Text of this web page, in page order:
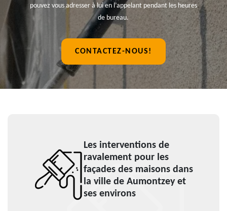
pouvez vous adresser à lui en l’appelant pendant les heures
de bureau.
CONTACTEZ-NOUS!
Les interventions de
ravalement pour les
façades des maisons dans
la ville de Aumontzey et
ses environs